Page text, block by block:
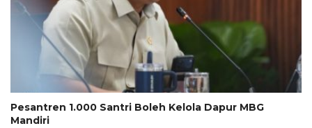
Pesantren 1.000 Santri Boleh Kelola Dapur MBG
Mandiri